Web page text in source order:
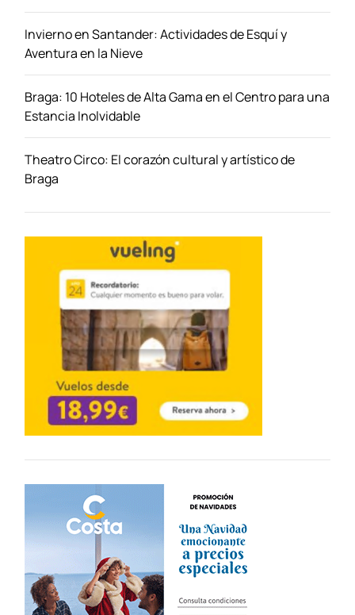
Invierno en Santander: Actividades de Esquí y
Aventura en la Nieve
Braga: 10 Hoteles de Alta Gama en el Centro para una
Estancia Inolvidable
Theatro Circo: El corazón cultural y artístico de
Braga